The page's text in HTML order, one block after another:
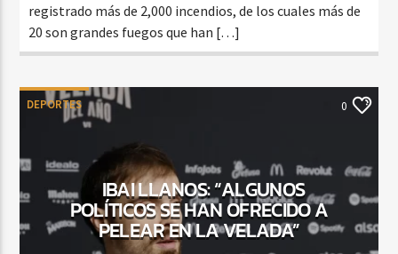
registrado más de 2,000 incendios, de los cuales más de
20 son grandes fuegos que han […]
DEPORTES 0
IBAI LLANOS: “ALGUNOS
POLÍTICOS SE HAN OFRECIDO A
PELEAR EN LA VELADA”